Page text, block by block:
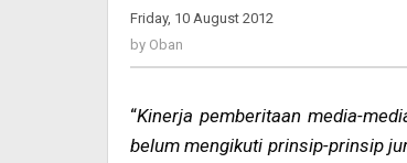
Friday, 10 August 2012
by Oban
“Kinerja pemberitaan media-
belum mengikuti prinsip-prinsip